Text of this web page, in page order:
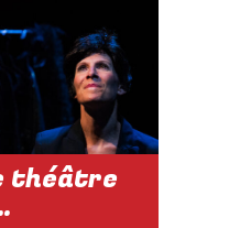
Réserver
théâtre